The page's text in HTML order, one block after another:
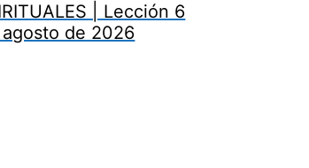
| Lección 6
de 2026